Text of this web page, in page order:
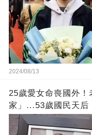
2024/08/13
25歲愛女命喪國外！
家」...53歲國民天后
了